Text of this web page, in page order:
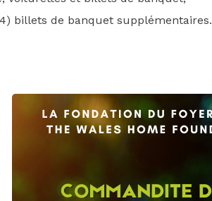
billets de banquet supplémentaires.